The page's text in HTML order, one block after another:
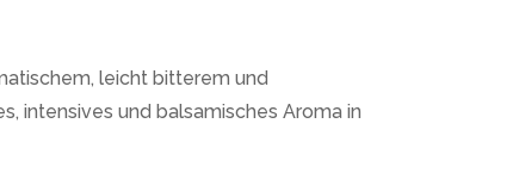
leicht bitterem und
intensives und balsamisches Aroma in